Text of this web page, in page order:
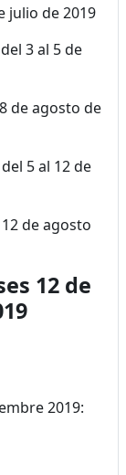
julio de 2019
3 al 5 de
de agosto de
5 al 12 de
de agosto
12 de
2019: